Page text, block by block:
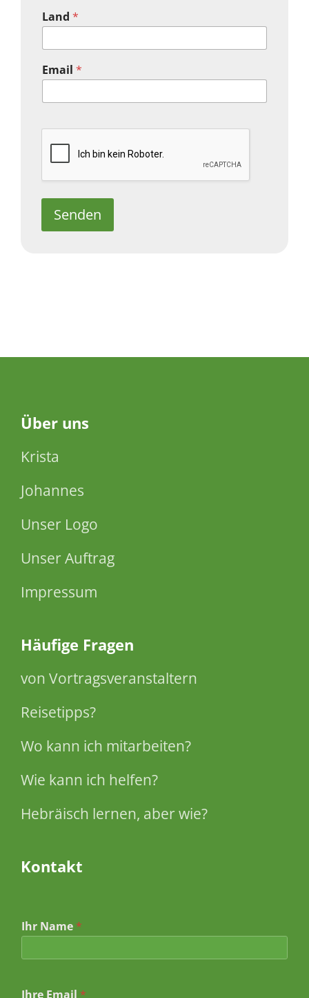
Land *
Email *
Senden
Über uns
Krista
Johannes
Unser Logo
Unser Auftrag
Impressum
Häufige Fragen
von Vortragsveranstaltern
Reisetipps?
Wo kann ich mitarbeiten?
Wie kann ich helfen?
Hebräisch lernen, aber wie?
Kontakt
Ihr Name *
Ihre Email *